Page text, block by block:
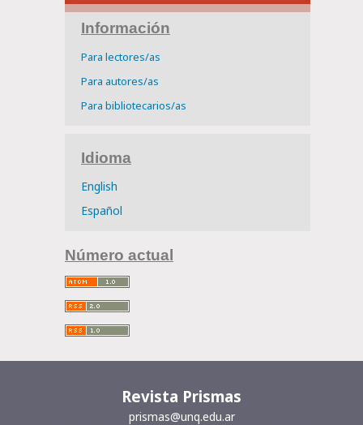
Información
Para lectores/as
Para autores/as
Para bibliotecarios/as
Idioma
English
Español
Número actual
Revista Prismas
prismas@unq.edu.ar